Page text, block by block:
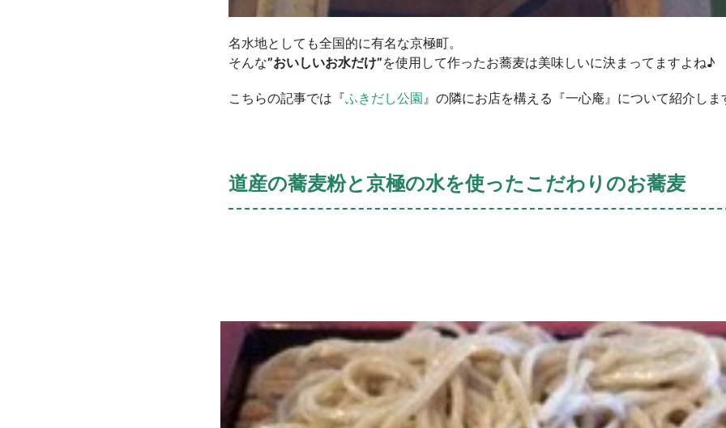
名水地としても全国的に有名な京極町。
そんな”おいしいお水だけ”を使用して作ったお蕎麦は美味しいに決まってますよね♪
こちらの記事では『ふきだし公園』の隣にお店を構える『一心庵』について紹介しま
道産の蕎麦粉と京極の水を使ったこだわりのお蕎麦